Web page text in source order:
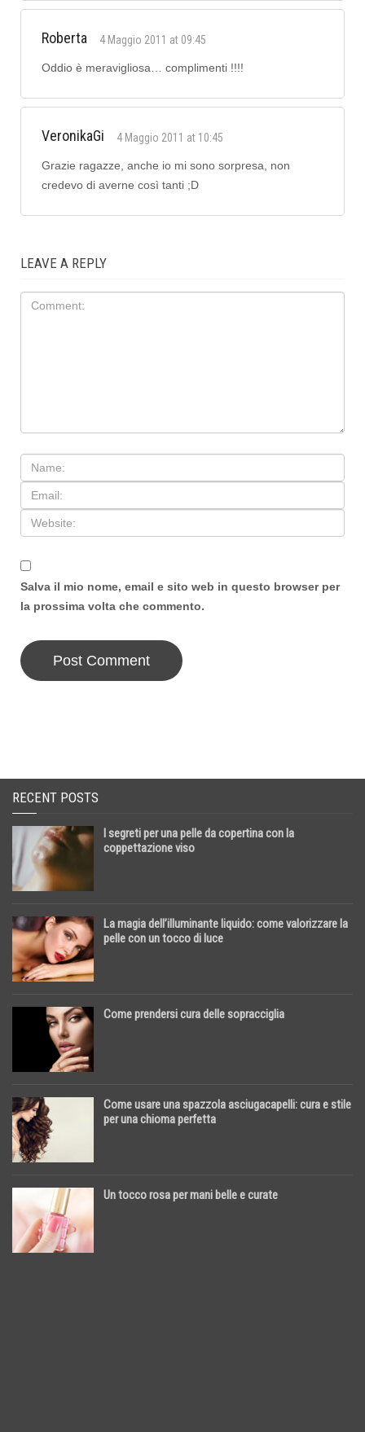
Roberta 4 Maggio 2011 at 09:45
Oddio è meravigliosa… complimenti !!!!
VeronikaGi 4 Maggio 2011 at 10:45
Grazie ragazze, anche io mi sono sorpresa, non
credevo di averne così tanti ;D
LEAVE A REPLY
Salva il mio nome, email e sito web in questo browser per
la prossima volta che commento.
RECENT POSTS
I segreti per una pelle da copertina con la
coppettazione viso
La magia dell’illuminante liquido: come valorizzare la
pelle con un tocco di luce
Come prendersi cura delle sopracciglia
Come usare una spazzola asciugacapelli: cura e stile
per una chioma perfetta
Un tocco rosa per mani belle e curate